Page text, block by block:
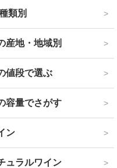
類別
産地・地域別
値段で選ぶ
容量でさがす
ン
ュラルワイン